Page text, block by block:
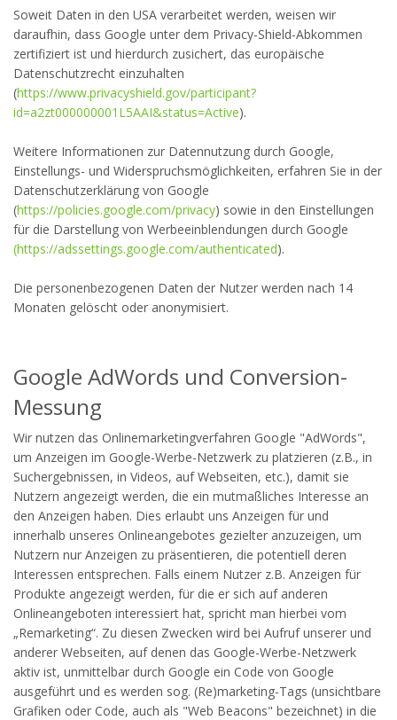
Soweit Daten in den USA verarbeitet werden, weisen wir
daraufhin, dass Google unter dem Privacy-Shield-Abkommen
zertifiziert ist und hierdurch zusichert, das europäische
Datenschutzrecht einzuhalten
(https://www.privacyshield.gov/participant?
id=a2zt000000001L5AAI&status=Active).
Weitere Informationen zur Datennutzung durch Google,
Einstellungs- und Widerspruchsmöglichkeiten, erfahren Sie in der
Datenschutzerklärung von Google
(https://policies.google.com/privacy) sowie in den Einstellungen
für die Darstellung von Werbeeinblendungen durch Google
(https://adssettings.google.com/authenticated).
Die personenbezogenen Daten der Nutzer werden nach 14
Monaten gelöscht oder anonymisiert.
Google AdWords und Conversion-
Messung
Wir nutzen das Onlinemarketingverfahren Google "AdWords",
um Anzeigen im Google-Werbe-Netzwerk zu platzieren (z.B., in
Suchergebnissen, in Videos, auf Webseiten, etc.), damit sie
Nutzern angezeigt werden, die ein mutmaßliches Interesse an
den Anzeigen haben. Dies erlaubt uns Anzeigen für und
innerhalb unseres Onlineangebotes gezielter anzuzeigen, um
Nutzern nur Anzeigen zu präsentieren, die potentiell deren
Interessen entsprechen. Falls einem Nutzer z.B. Anzeigen für
Produkte angezeigt werden, für die er sich auf anderen
Onlineangeboten interessiert hat, spricht man hierbei vom
„Remarketing“. Zu diesen Zwecken wird bei Aufruf unserer und
anderer Webseiten, auf denen das Google-Werbe-Netzwerk
aktiv ist, unmittelbar durch Google ein Code von Google
ausgeführt und es werden sog. (Re)marketing-Tags (unsichtbare
Grafiken oder Code, auch als "Web Beacons" bezeichnet) in die